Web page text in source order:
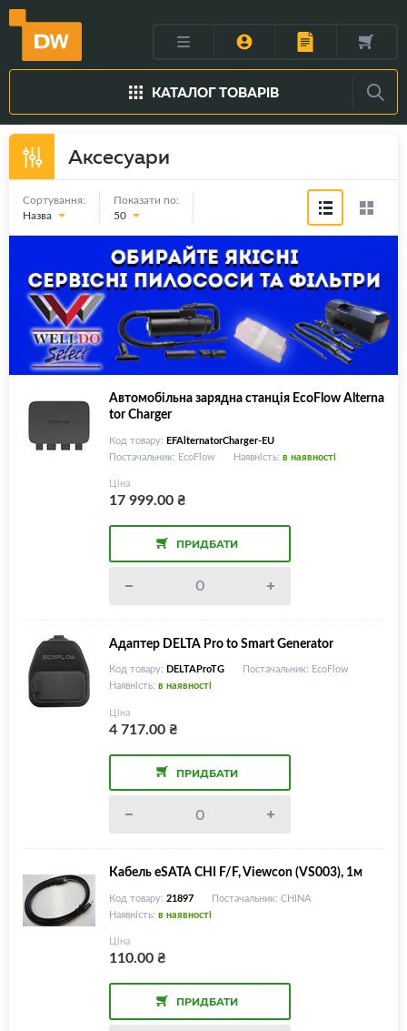
КАТАЛОГ ТОВАРІВ
Аксесуари
Сортування:
Назва
Показати по:
50
Автомобільна зарядна станція EcoFlow Alterna
tor Charger
Код товару: EFAlternatorCharger-EU
Постачальник: EcoFlow
Наявність: в наявності
Ціна
17 999.00₴
ПРИДБАТИ
Адаптер DELTA Pro to Smart Generator
Код товару: DELTAProTG
Постачальник: EcoFlow
Наявність: в наявності
Ціна
4 717.00₴
ПРИДБАТИ
Кабель eSATA CHI F/F, Viewcon (VS003), 1м
Код товару: 21897
Постачальник: CHINA
Наявність: в наявності
Ціна
110.00₴
ПРИДБАТИ